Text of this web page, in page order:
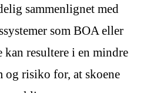
sammenlignet med
som BOA eller
kan resultere i en mindre
og risiko for, at skoene